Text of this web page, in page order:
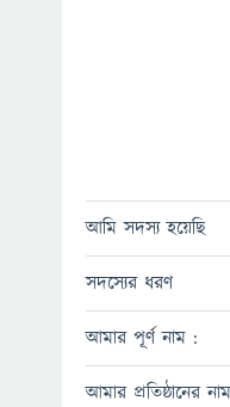
আমি সদস্য হয়েছি
সদস্যের ধরণ
আমার পূর্ণ নাম :
আমার প্রতিষ্ঠানের